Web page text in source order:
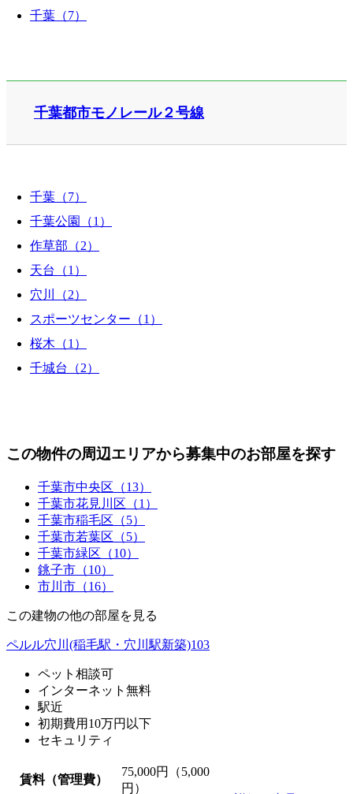
千葉（7）
千葉都市モノレール２号線
千葉（7）
千葉公園（1）
作草部（2）
天台（1）
穴川（2）
スポーツセンター（1）
桜木（1）
千城台（2）
この物件の周辺エリアから募集中のお部屋を探す
千葉市中央区（13）
千葉市花見川区（1）
千葉市稲毛区（5）
千葉市若葉区（5）
千葉市緑区（10）
銚子市（10）
市川市（16）
この建物の他の部屋を見る
ペルル穴川(稲毛駅・穴川駅新築)103
ペット相談可
インターネット無料
駅近
初期費用10万円以下
セキュリティ
賃料（管理費）
75,000円（5,000
円）